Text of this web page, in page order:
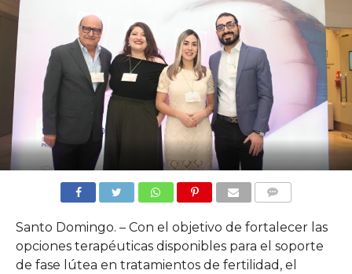
Santo Domingo. – Con el objetivo de fortalecer las
opciones terapéuticas disponibles para el soporte
de fase lútea en tratamientos de fertilidad, el